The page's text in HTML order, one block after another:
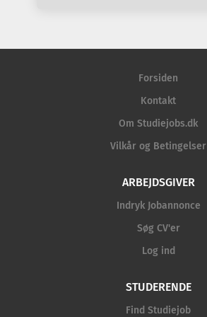
Forsiden
Kontakt
Om Studiejobs.dk
Vilkår og Betingelser
ARBEJDSGIVER
Indryk Jobannonce
Søg CV'er
Log ind
STUDERENDE
Find Studiejob